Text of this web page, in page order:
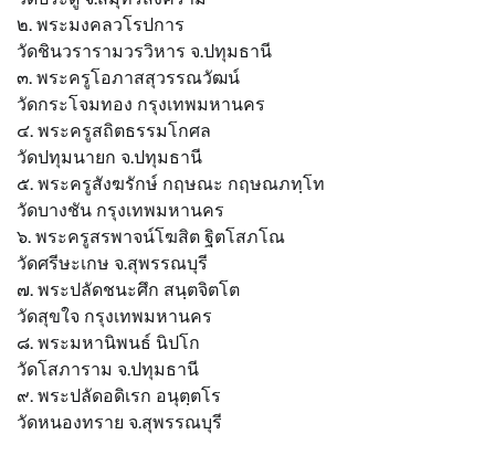
๒. พระมงคลวโรปการ
วัดชินวรารามวรวิหาร จ.ปทุมธานี
๓. พระครูโอภาสสุวรรณวัฒน์
วัดกระโจมทอง กรุงเทพมหานคร
๔. พระครูสถิตธรรมโกศล
วัดปทุมนายก จ.ปทุมธานี
๕. พระครูสังฆรักษ์ กฤษณะ กฤษณภทฺโท
วัดบางชัน กรุงเทพมหานคร
๖. พระครูสรพาจน์โฆสิต ฐิตโสภโณ
วัดศรีษะเกษ จ.สุพรรณบุรี
๗. พระปลัดชนะศึก สนฺตจิตโต
วัดสุขใจ กรุงเทพมหานคร
๘. พระมหานิพนธ์ นิปโก
วัดโสภาราม จ.ปทุมธานี
๙. พระปลัดอดิเรก อนุตฺตโร
วัดหนองทราย จ.สุพรรณบุรี